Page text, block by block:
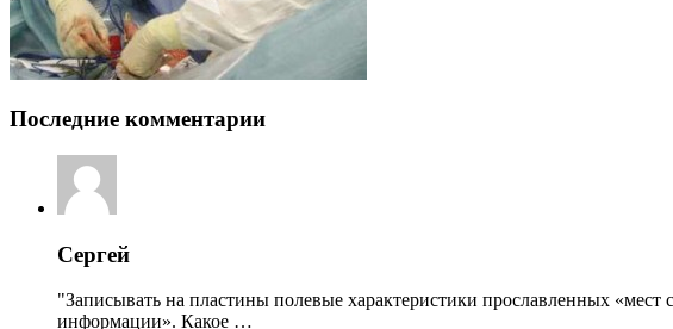
Последние комментарии
Сергей
"Записывать на пластины полевые характеристики прославленных
информации». Какое …